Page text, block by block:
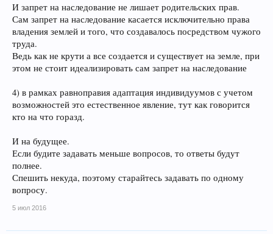
И запрет на наследование не лишает родительских прав.
Сам запрет на наследование касается исключительно права
владения землей и того, что создавалось посредством чужого
труда.
Ведь как не крути а все создается и существует на земле, при
этом не стоит идеализировать сам запрет на наследование
4) в рамках равноправия адаптация индивидуумов с учетом
возможностей это естественное явление, тут как говорится
кто на что горазд.
И на будущее.
Если будите задавать меньше вопросов, то ответы будут
полнее.
Спешить некуда, поэтому старайтесь задавать по одному
вопросу.
5 июл 2016